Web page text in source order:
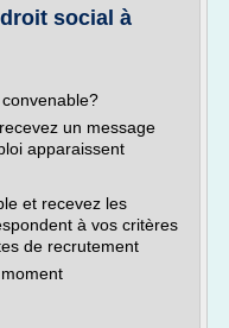
social à
un message
apparaissent
et recevez les
à vos critères
de recrutement